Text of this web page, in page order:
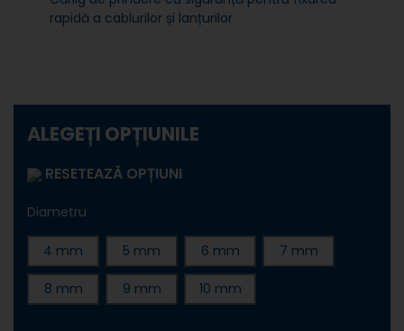
rapidă a cablurilor și lanțurilor
ALEGEȚI OPȚIUNILE
RESETEAZĂ OPȚIUNI
Diametru
4 mm 5 mm 6 mm 7 mm
8 mm 9 mm 10 mm